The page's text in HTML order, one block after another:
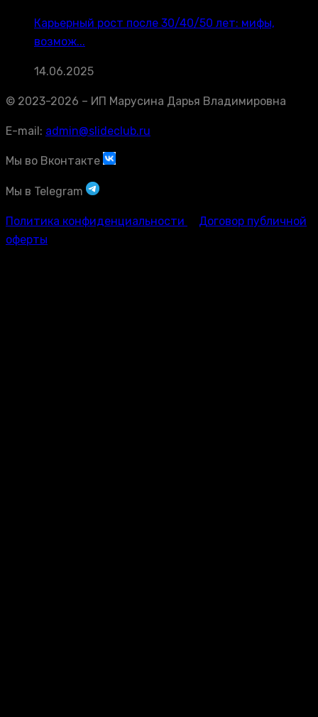
Карьерный рост после 30/40/50 лет: мифы,
возмож...
14.06.2025
© 2023-2026 – ИП Марусина Дарья Владимировна
E-mail: admin@slideclub.ru
Мы во Вконтакте
Мы в Telegram
Политика конфиденциальности
Договор публичной
оферты